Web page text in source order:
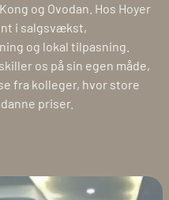
og Ovodan. Hos Hoyer
i salgsvækst,
og lokal tilpasning.
os på sin egen måde,
fra kolleger, hvor store
priser.